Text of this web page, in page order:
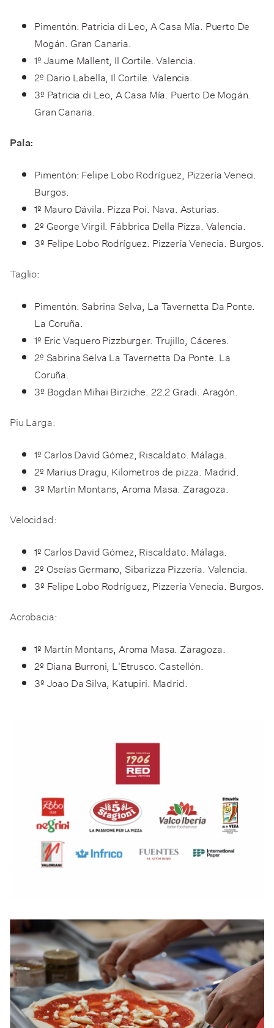
Pimentón: Patricia di Leo, A Casa Mía. Puerto De
Mogán. Gran Canaria.
1º Jaume Mallent, Il Cortile. Valencia.
2º Dario Labella, Il Cortile. Valencia.
3º Patricia di Leo, A Casa Mía. Puerto De Mogán.
Gran Canaria.
Pala:
Pimentón: Felipe Lobo Rodríguez, Pizzería Veneci.
Burgos.
1º Mauro Dávila. Pizza Poi. Nava. Asturias.
2º George Virgil. Fábbrica Della Pizza. Valencia.
3º Felipe Lobo Rodríguez. Pizzería Venecia. Burgos.
Taglio:
Pimentón: Sabrina Selva, La Tavernetta Da Ponte.
La Coruña.
1º Eric Vaquero Pizzburger. Trujillo, Cáceres.
2º Sabrina Selva La Tavernetta Da Ponte. La
Coruña.
3º Bogdan Mihai Birziche. 22.2 Gradi. Aragón.
Piu Larga:
1º Carlos David Gómez, Riscaldato. Málaga.
2º Marius Dragu, Kilometros de pizza. Madrid.
3º Martín Montans, Aroma Masa. Zaragoza.
Velocidad:
1º Carlos David Gómez, Riscaldato. Málaga.
2º Oseías Germano, Sibarizza Pizzería. Valencia.
3º Felipe Lobo Rodríguez, Pizzería Venecia. Burgos.
Acrobacia:
1º Martín Montans, Aroma Masa. Zaragoza.
2º Diana Burroni, L'Etrusco. Castellón.
3º Joao Da Silva, Katupiri. Madrid.